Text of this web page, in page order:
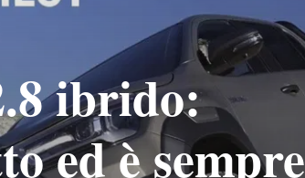
ibrido:
ed è sempre